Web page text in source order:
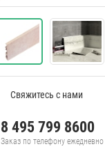
Свяжитесь с нами
8 495 799 8600
Заказ по телефону ежедневно